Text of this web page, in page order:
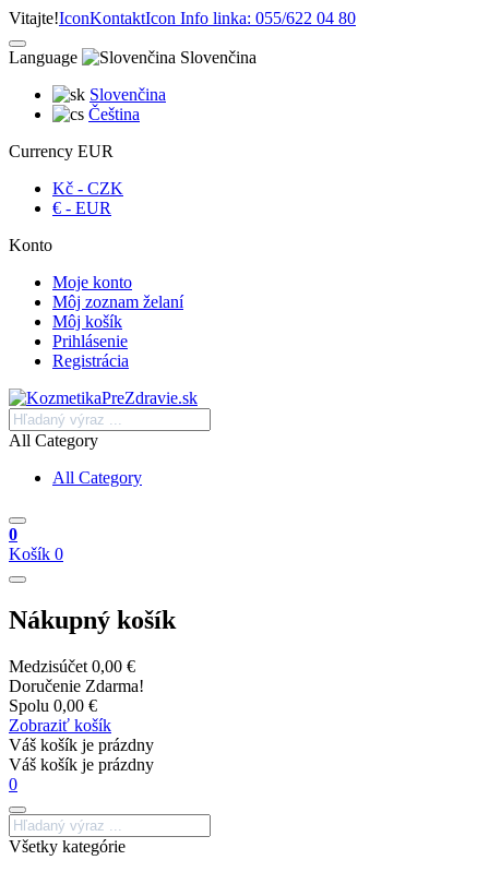
Vitajte!IconKontaktIcon Info linka: 055/622 04 80
Language
Slovenčina
Slovenčina
Čeština
Currency EUR
Kč - CZK
€ - EUR
Konto
Moje konto
Môj zoznam želaní
Môj košík
Prihlásenie
Registrácia
All Category
All Category
0
Košík 0
Nákupný košík
Medzisúčet 0,00 €
Doručenie Zdarma!
Spolu 0,00 €
Zobraziť košík
Váš košík je prázdny
Váš košík je prázdny
0
Všetky kategórie